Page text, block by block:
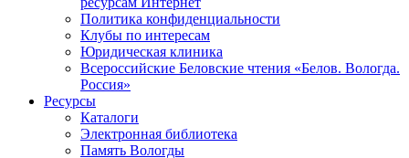
Политика конфиденциальности
Клубы по интересам
Юридическая клиника
Всероссийские Беловские чтения «Белов. Вологда.
Россия»
Ресурсы
Каталоги
Электронная библиотека
Память Вологды